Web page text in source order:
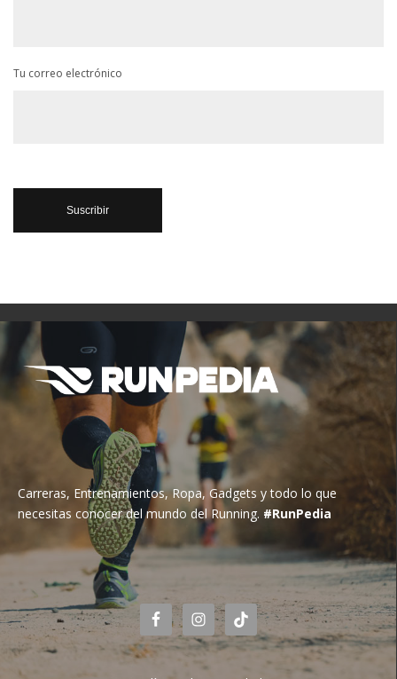
Tu correo electrónico
Carreras, Entrenamientos, Ropa, Gadgets y todo lo que
necesitas conocer del mundo del Running. #RunPedia